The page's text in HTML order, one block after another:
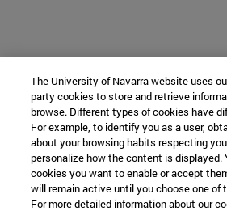
The University of Navarra website uses
party cookies to store and retrieve
browse. Different types of cookies have
For example, to identify you as a user,
about your browsing habits respecting
personalize how the content is displayed.
cookies you want to enable or accept
will remain active until you choose one of
For more detailed information about our